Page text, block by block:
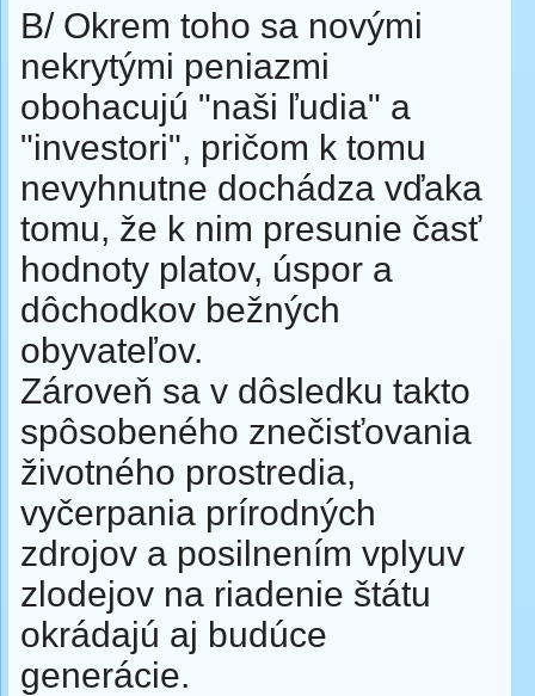
B/ Okrem toho sa novými
nekrytými peniazmi
obohacujú "naši ľudia" a
"investori", pričom k tomu
nevyhnutne dochádza vďaka
tomu, že k nim presunie časť
hodnoty platov, úspor a
dôchodkov bežných
obyvateľov.
Zároveň sa v dôsledku takto
spôsobeného znečisťovania
životného prostredia,
vyčerpania prírodných
zdrojov a posilnením vplyuv
zlodejov na riadenie štátu
okrádajú aj budúce
generácie.